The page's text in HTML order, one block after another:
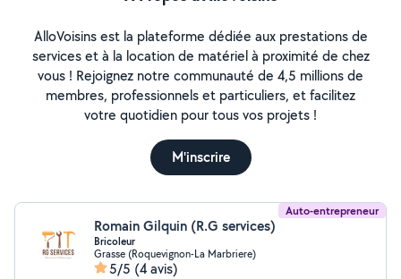
AlloVoisins est la plateforme dédiée aux prestations de
services et à la location de matériel à proximité de chez
vous ! Rejoignez notre communauté de 4,5 millions de
membres, professionnels et particuliers, et facilitez
votre quotidien pour tous vos projets !
M'inscrire
Auto-entrepreneur
Romain Gilquin (R.G services)
Bricoleur
Grasse (Roquevignon-La Marbriere)
5/5 (4 avis)